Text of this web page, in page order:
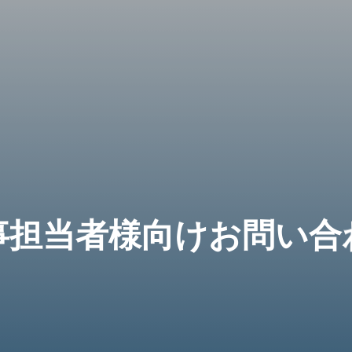
担当者様向けお問い合